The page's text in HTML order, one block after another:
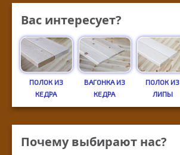
Вас интересует?
ПОЛОК ИЗ
КЕДРА
ВАГОНКА ИЗ
КЕДРА
ПОЛОК ИЗ
ЛИПЫ
Почему выбирают нас?